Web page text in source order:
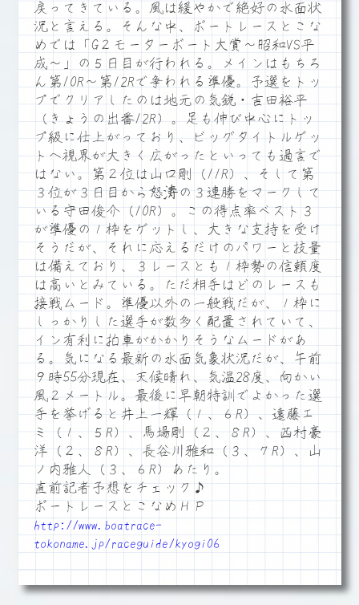
戻ってきている。風は緩やかで絶好の水面状
況と言える。そんな中、ボートレースとこな
めでは「G２モーターボート大賞～昭和VS平
成～」の５日目が行われる。メインはもちろ
ん第10R～第12Rで争われる準優。予選をトッ
プでクリアしたのは地元の気鋭・吉田裕平
（きょうの出番12R）。足も伸び中心にトッ
プ級に仕上がっており、ビッグタイトルゲッ
トへ視界が大きく広がったといっても過言で
はない。第２位は山口剛（11R）、そして第
３位が３日目から怒涛の３連勝をマークして
いる守田俊介（10R）。この得点率ベスト３
が準優の１枠をゲットし、大きな支持を受け
そうだが、それに応えるだけのパワーと技量
は備えており、３レースとも１枠勢の信頼度
は高いとみている。ただ相手はどのレースも
接戦ムード。準優以外の一般戦だが、１枠に
しっかりした選手が数多く配置されていて、
イン有利に拍車がかかりそうなムードがあ
る。気になる最新の水面気象状況だが、午前
９時55分現在、天候晴れ、気温28度、向かい
風２メートル。最後に早朝特訓でよかった選
手を挙げると井上一輝（１、６R）、遠藤エ
ミ（１、５R）、馬場剛（２、８R）、西村豪
洋（２、８R）、長谷川雅和（３、７R）、山
ノ内雅人（３、６R）あたり。
直前記者予想をチェック♪
ボートレースとこなめＨＰ
http://www.boatrace-
tokoname.jp/raceguide/kyogi06